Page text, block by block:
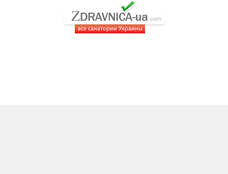
все санатории Украины